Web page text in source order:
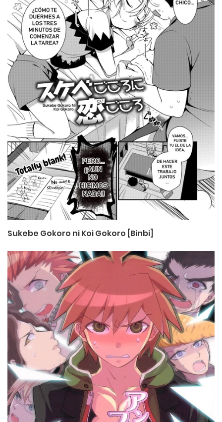
Sukebe Gokoro ni Koi Gokoro [Binbi]